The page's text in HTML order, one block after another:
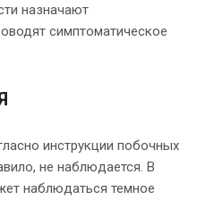
назначают
симптоматическое
инструкции побочных
не наблюдается. В
наблюдаться темное